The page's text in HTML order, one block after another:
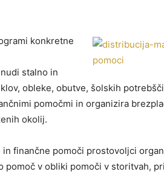
konkretne
stalno in
obleke, obutve, šolskih
pomočmi in organizira
okolij.
in finančne pomoči prostovoljci
pomoč v obliki pomoči v storitvah,